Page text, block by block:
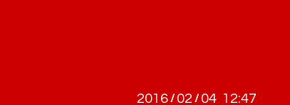
2016 / 02 / 04 12:47